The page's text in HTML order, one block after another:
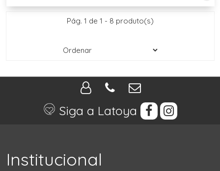
Pág. 1 de 1 - 8 produto(s)
Siga a Latoya
Institucional